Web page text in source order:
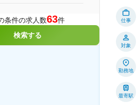
条件の求人数63件
検索する
仕事
対象
勤務地
最寄駅